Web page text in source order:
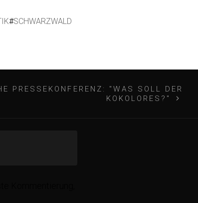
#SCHWARZWALD
PRESSEKONFERENZ: "WAS SOLL DER
KOKOLORES?"